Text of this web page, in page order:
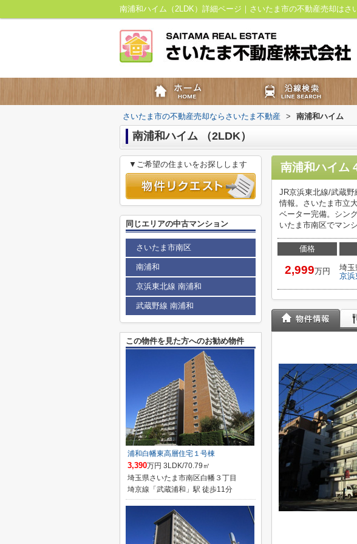
南浦和ハイム（2LDK）詳細ページ｜さいたま市の不動産売却はさ
さいたま市の不動産売却ならさいたま不動産 > 南浦和ハイム
南浦和ハイム （2LDK）
南浦和ハイム
JR京浜東北線/武蔵
情報。さいたま市立
ベーター完備。シン
いたま市南区でマン
価格
2,999万円 埼玉
京浜
▼ご希望の住まいをお探しします
同じエリアの中古マンション
さいたま市南区
南浦和
京浜東北線 南浦和
武蔵野線 南浦和
この物件を見た方へのお勧め物件
浦和白幡東高層住宅１号棟
3,390万円 3LDK/70.79㎡
埼玉県さいたま市南区白幡３丁目
埼京線「武蔵浦和」駅 徒歩11分